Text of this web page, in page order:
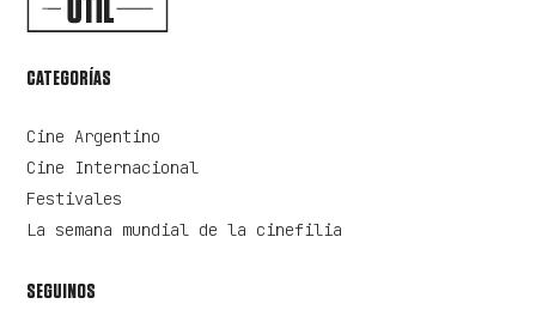
CATEGORÍAS
Cine Argentino
Cine Internacional
Festivales
La semana mundial de la cinefilia
SEGUINOS